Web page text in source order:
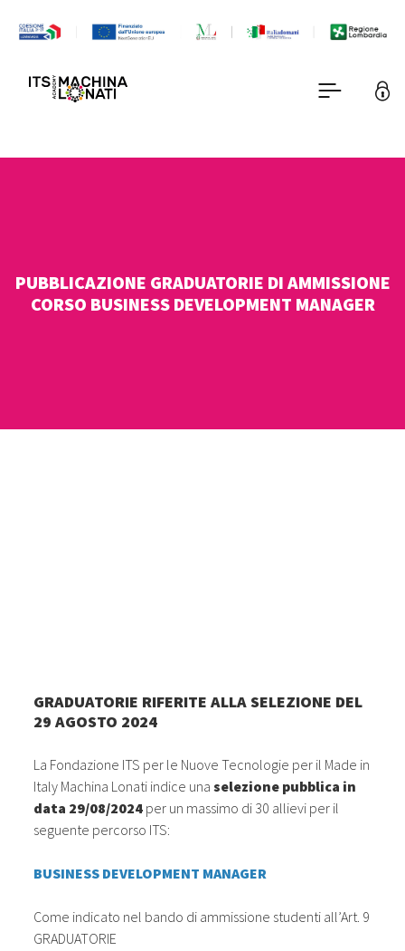
PUBBLICAZIONE GRADUATORIE DI AMMISSIONE
CORSO BUSINESS DEVELOPMENT MANAGER
GRADUATORIE RIFERITE ALLA SELEZIONE DEL
29 AGOSTO 2024
La Fondazione ITS per le Nuove Tecnologie per il Made in
Italy Machina Lonati indice unaselezione pubblica in
data 29/08/2024 per un massimo di 30 allievi per il
seguente percorso ITS:
BUSINESS DEVELOPMENT MANAGER
Come indicato nel bando di ammissione studenti all’Art. 9
GRADUATORIE